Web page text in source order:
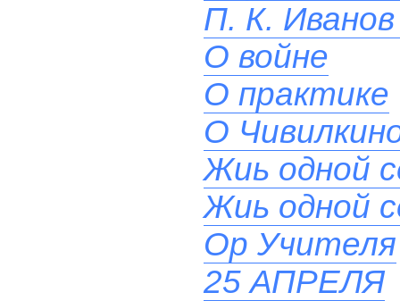
П. К.
О войне
О практике
О
Жиь одной
Жиь одной
Ор Учителя
25 АПРЕЛЯ